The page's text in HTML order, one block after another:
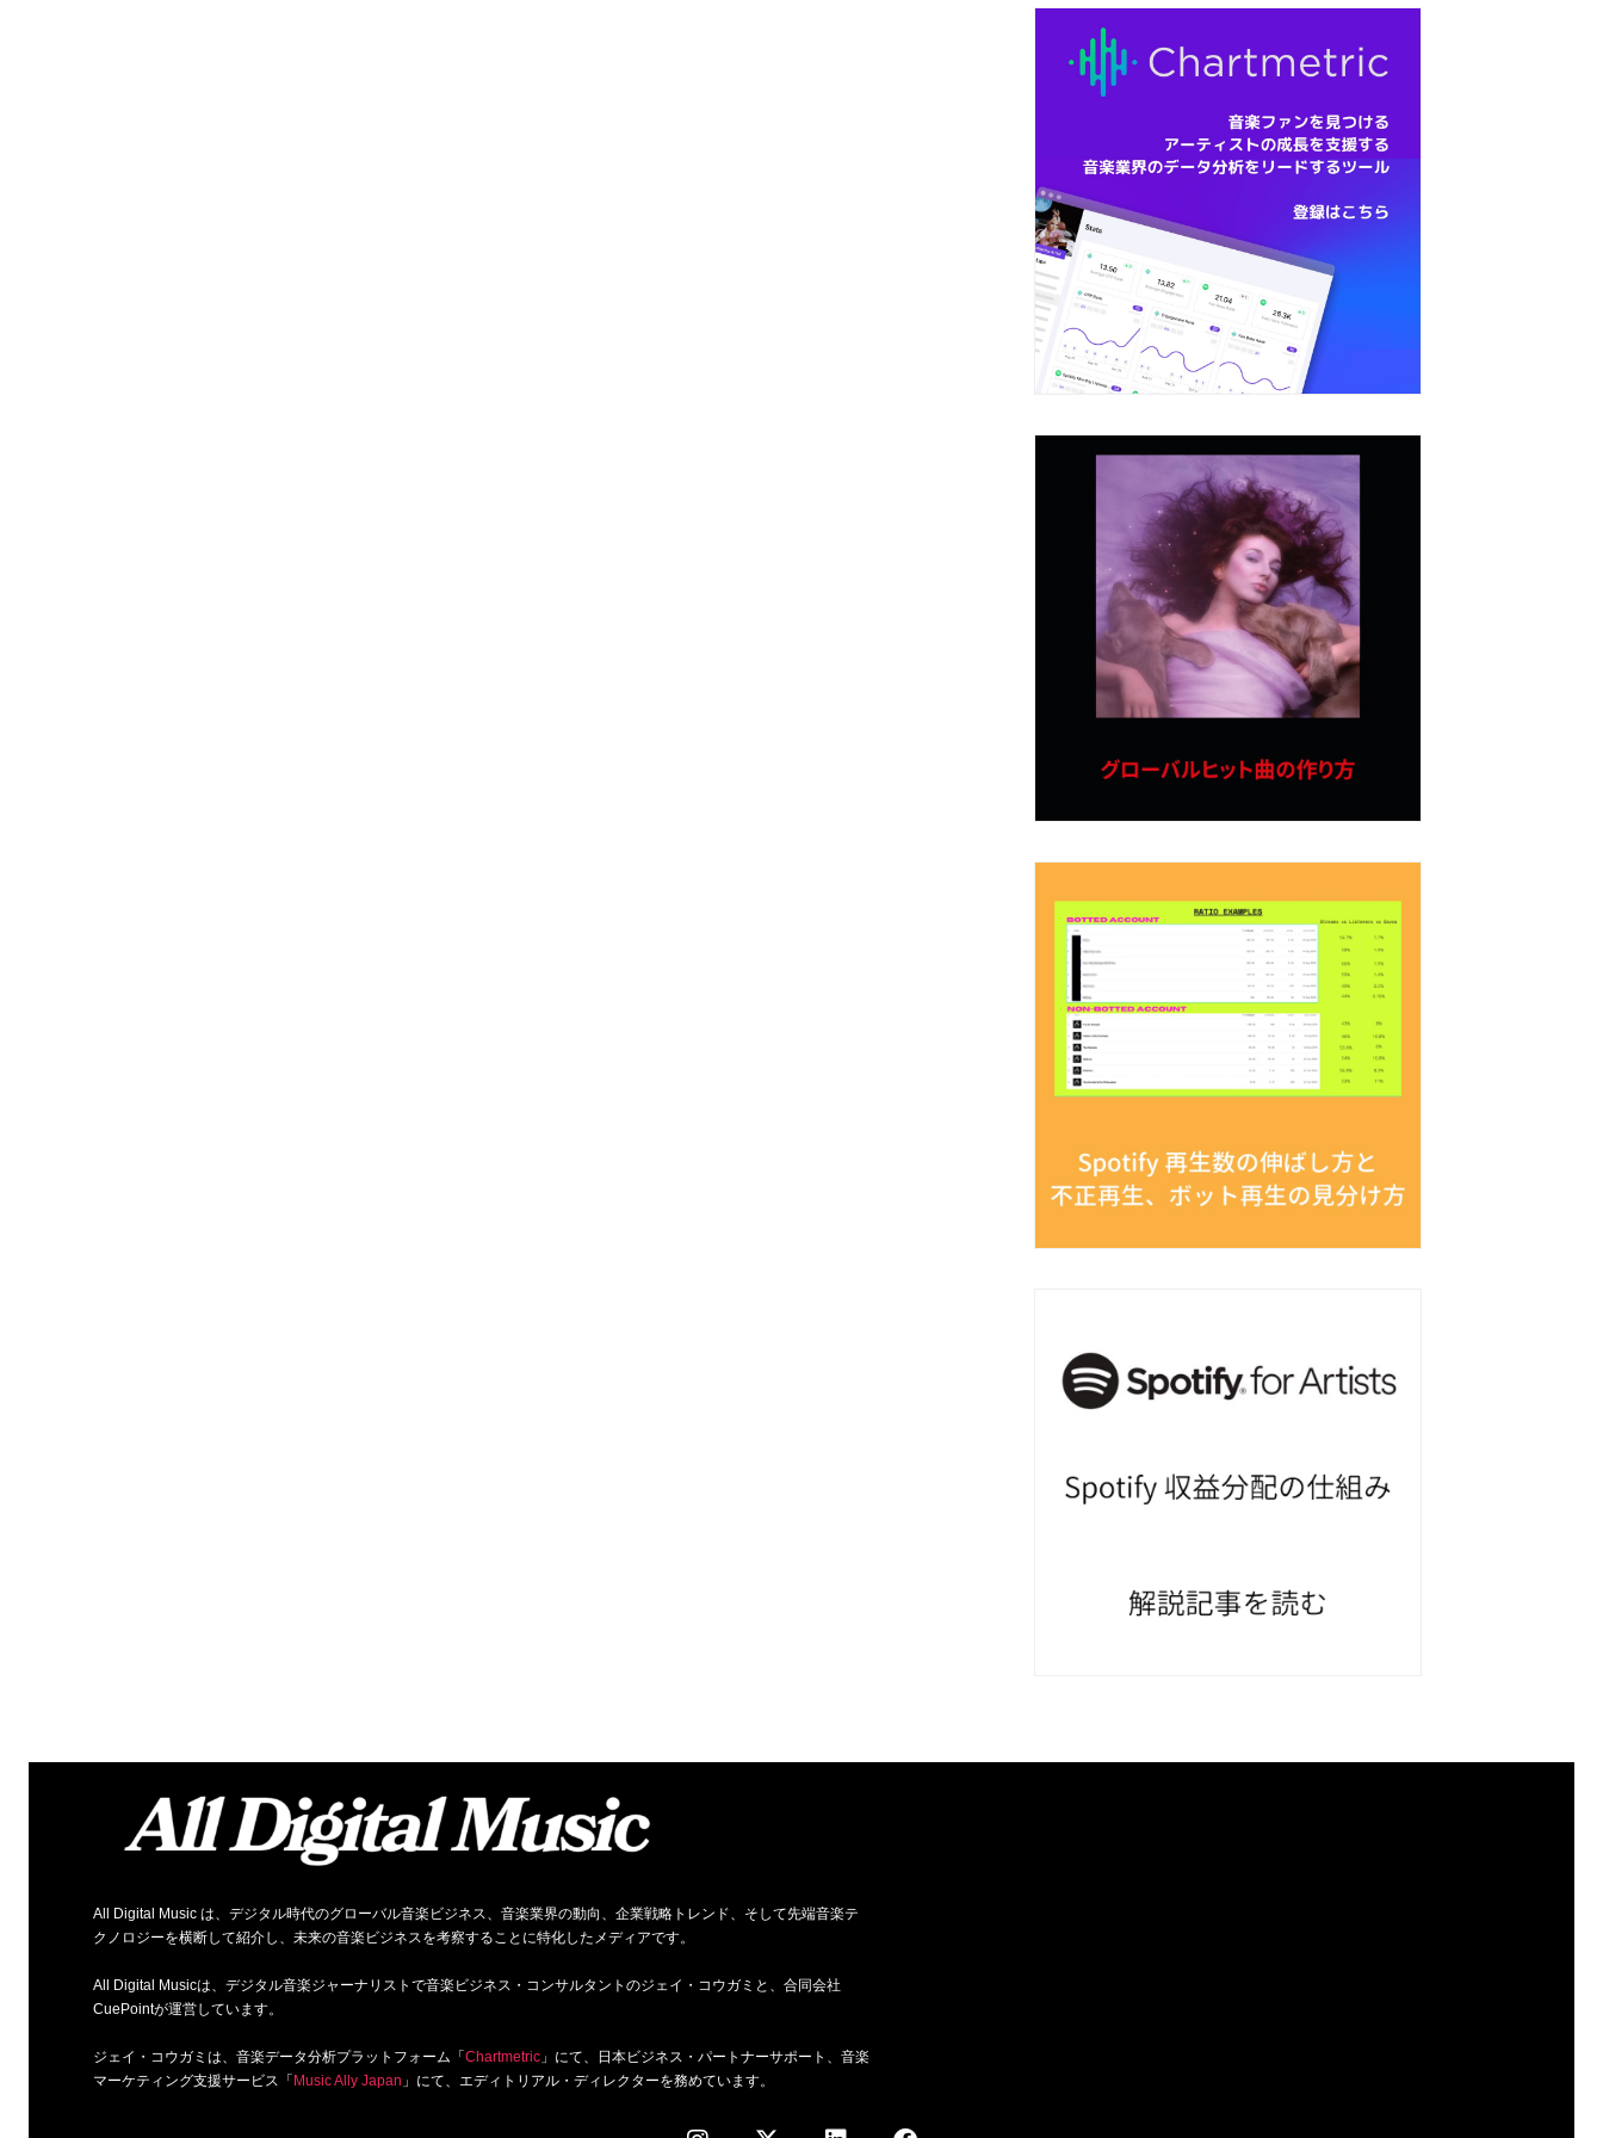
All Digital Music は、デジタル時代のグローバル音楽ビジネス、音楽業界の動向、企業戦略トレンド、そして先端音楽テ
クノロジーを横断して紹介し、未来の音楽ビジネスを考察することに特化したメディアです。
All Digital Musicは、デジタル音楽ジャーナリストで音楽ビジネス・コンサルタントのジェイ・コウガミと、合同会社
CuePointが運営しています。
ジェイ・コウガミは、音楽データ分析プラットフォーム「Chartmetric」にて、日本ビジネス・パートナーサポート、音楽
マーケティング支援サービス「Music Ally Japan 」にて、エディトリアル・ディレクターを務めています。